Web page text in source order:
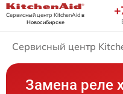
Сервисный центр KitchenAidв
Новосибирске
Сервисный центр
Замена реле